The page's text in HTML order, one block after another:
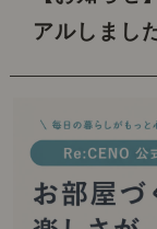
アルしまし